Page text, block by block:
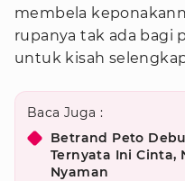
membela
rupanya tak ada bagi
untuk kisah
Baca Juga :
Betrand Peto
Ternyata Ini Cinta,
Nyaman